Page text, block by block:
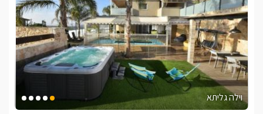
וילה גליתא